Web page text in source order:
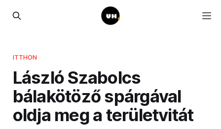
ITTHON
László Szabolcs
bálakötöző spárgával
oldja meg a területvitát